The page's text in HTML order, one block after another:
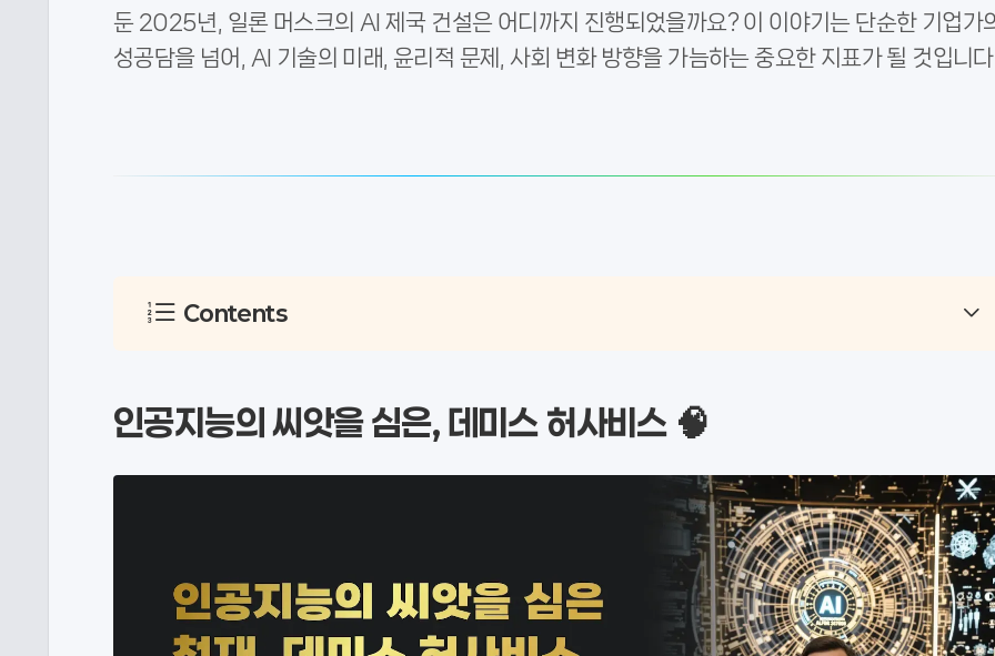
둔 2025년, 일론 머스크의 AI 제국 건설은 어디까지 진행되었을까요? 이 이야기는 단순한 기업가
성공담을 넘어, AI 기술의 미래, 윤리적 문제, 사회 변화 방향을 가늠하는 중요한 지표가 될 것입니
Contents
인공지능의 씨앗을 심은, 데미스 허사비스 🧠